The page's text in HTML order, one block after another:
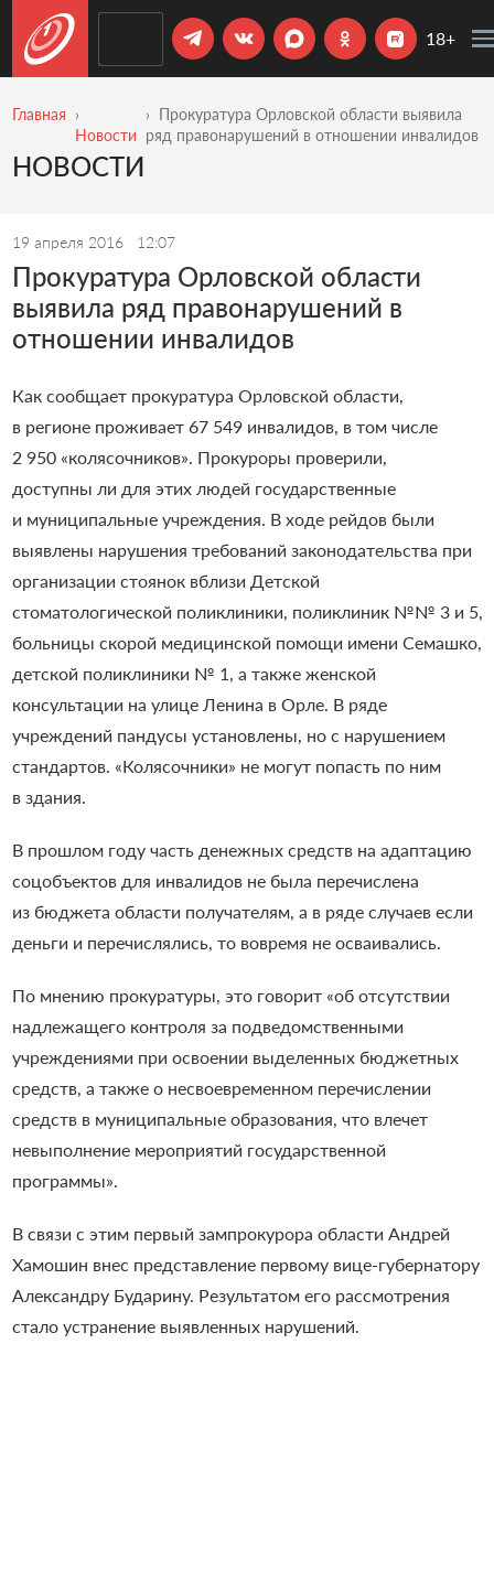
18+
Главная
Новости
Прокуратура Орловской области выявила
ряд правонарушений в отношении инвалидов
НОВОСТИ
19 апреля 2016 12:07
Прокуратура Орловской области
выявила ряд правонарушений в
отношении инвалидов
Как сообщает прокуратура Орловской области,
в регионе проживает 67 549 инвалидов, в том числе
2 950 «колясочников». Прокуроры проверили,
доступны ли для этих людей государственные
и муниципальные учреждения. В ходе рейдов были
выявлены нарушения требований законодательства при
организации стоянок вблизи Детской
стоматологической поликлиники, поликлиник №№ 3 и 5,
больницы скорой медицинской помощи имени Семашко,
детской поликлиники № 1, а также женской
консультации на улице Ленина в Орле. В ряде
учреждений пандусы установлены, но с нарушением
стандартов. «Колясочники» не могут попасть по ним
в здания.
В прошлом году часть денежных средств на адаптацию
соцобъектов для инвалидов не была перечислена
из бюджета области получателям, а в ряде случаев если
деньги и перечислялись, то вовремя не осваивались.
По мнению прокуратуры, это говорит «об отсутствии
надлежащего контроля за подведомственными
учреждениями при освоении выделенных бюджетных
средств, а также о несвоевременном перечислении
средств в муниципальные образования, что влечет
невыполнение мероприятий государственной
программы».
В связи с этим первый зампрокурора области Андрей
Хамошин внес представление первому вице-губернатору
Александру Бударину. Результатом его рассмотрения
стало устранение выявленных нарушений.